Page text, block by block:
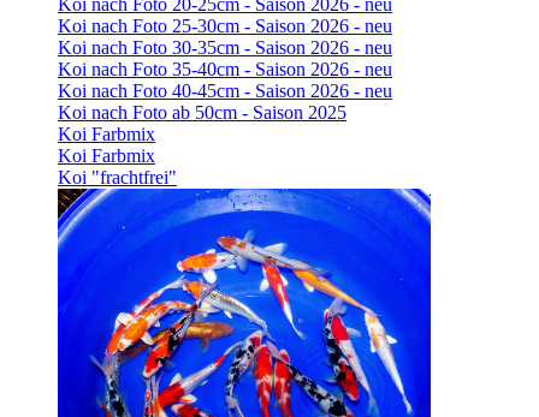
Koi nach Foto 25-30cm - Saison 2026 - neu
Koi nach Foto 30-35cm - Saison 2026 - neu
Koi nach Foto 35-40cm - Saison 2026 - neu
Koi nach Foto 40-45cm - Saison 2026 - neu
Koi nach Foto ab 50cm - Saison 2025
Koi Farbmix
Koi Farbmix
Koi "frachtfrei"